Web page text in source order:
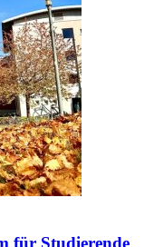
für Studierende